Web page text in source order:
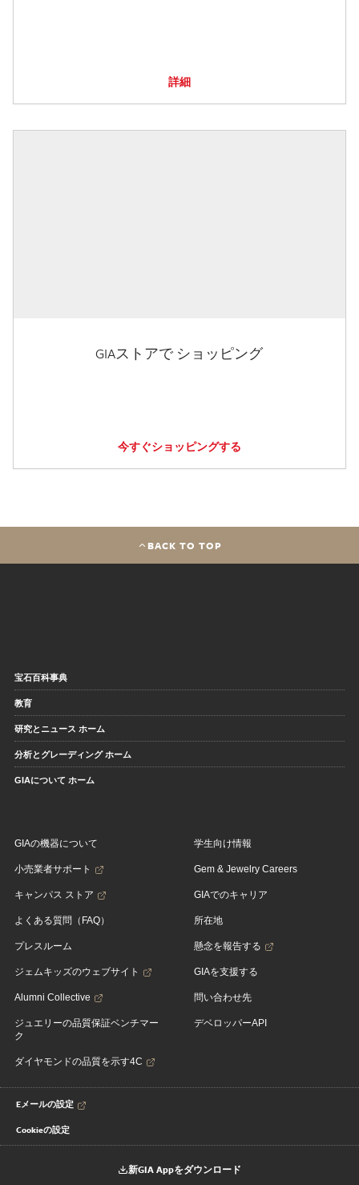
詳細
GIAストアで ショッピング
今すぐショッピングする
BACK TO TOP
宝石百科事典
教育
研究とニュース ホーム
分析とグレーディング ホーム
GIAについて ホーム
GIAの機器について
小売業者サポート
キャンパス ストア
よくある質問（FAQ）
プレスルーム
ジェムキッズのウェブサイト
Alumni Collective
ジュエリーの品質保証ベンチマー
ク
ダイヤモンドの品質を示す4C
学生向け情報
Gem & Jewelry Careers
GIAでのキャリア
所在地
懸念を報告する
GIAを支援する
問い合わせ先
デベロッパーAPI
Eメールの設定
Cookieの設定
新GIA Appをダウンロード